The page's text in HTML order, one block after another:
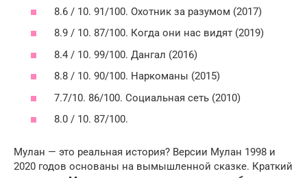
8.6 / 10. 91/100. Охотник за разумом (2017)
8.9 / 10. 87/100. Когда они нас видят (2019)
8.4 / 10. 99/100. Дангал (2016)
8.8 / 10. 90/100. Наркоманы (2015)
7.7/10. 86/100. Социальная сеть (2010)
8.0 / 10. 87/100.
Мулан — это реальная история? Версии Мулан 1998 и
2020 годов основаны на вымышленной сказке. Краткий